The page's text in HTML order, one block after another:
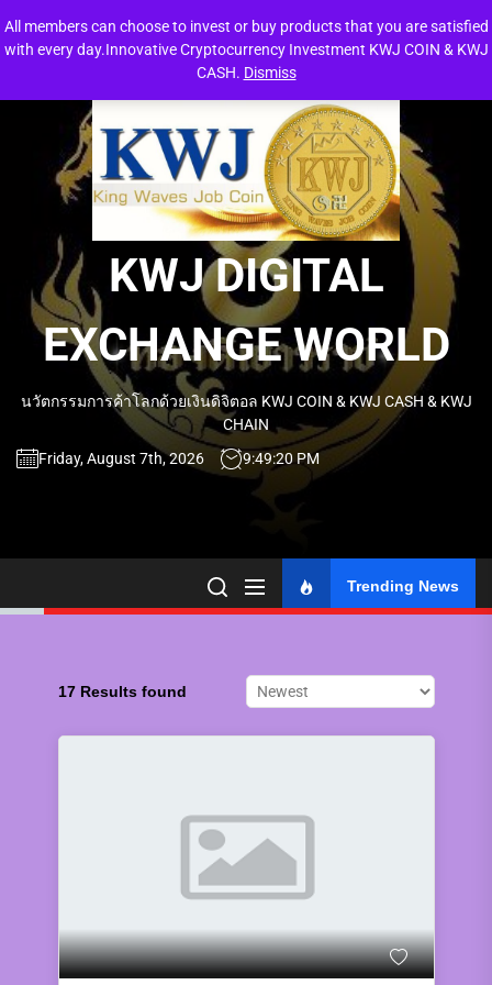
All members can choose to invest or buy products that you are satisfied
with every day.Innovative Cryptocurrency Investment KWJ COIN & KWJ
CASH. Dismiss
to
KWJ DIGITAL
EXCHANGE WORLD
นวัตกรรมการค้าโลกด้วยเงินดิจิตอล KWJ COIN & KWJ CASH & KWJ
CHAIN
Friday, August 7th, 2026
9:49:21 PM
Trending News
17 Results found